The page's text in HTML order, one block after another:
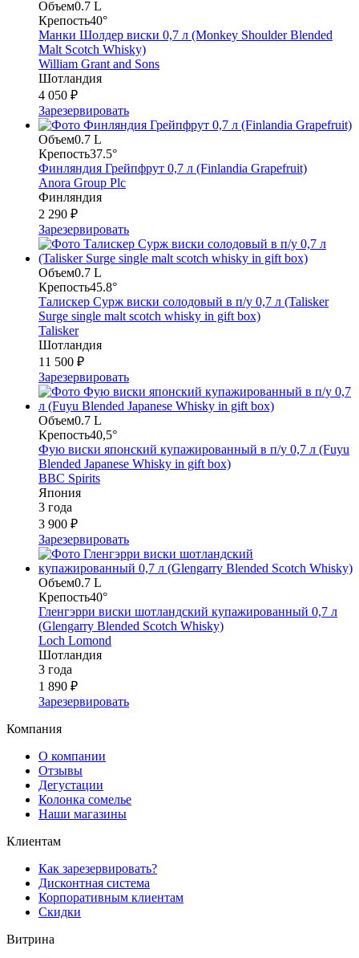
Объем0.7 L
Крепость40°
Манки Шолдер виски 0,7 л (Monkey Shoulder Blended
Malt Scotch Whisky)
William Grant and Sons
Шотландия
4 050 ₽
Зарезервировать
Объем0.7 L
Крепость37.5°
Финляндия Грейпфрут 0,7 л (Finlandia Grapefruit)
Anora Group Plc
Финляндия
2 290 ₽
Зарезервировать
Объем0.7 L
Крепость45.8°
Талискер Сурж виски солодовый в п/у 0,7 л (Talisker
Surge single malt scotch whisky in gift box)
Talisker
Шотландия
11 500 ₽
Зарезервировать
Объем0.7 L
Крепость40,5°
Фую виски японский купажированный в п/у 0,7 л (Fuyu
Blended Japanese Whisky in gift box)
BBC Spirits
Япония
3 года
3 900 ₽
Зарезервировать
Объем0.7 L
Крепость40°
Гленгэрри виски шотландский купажированный 0,7 л
(Glengarry Blended Scotch Whisky)
Loch Lomond
Шотландия
3 года
1 890 ₽
Зарезервировать
Компания
О компании
Отзывы
Дегустации
Колонка сомелье
Наши магазины
Клиентам
Как зарезервировать?
Дисконтная система
Корпоративным клиентам
Скидки
Витрина